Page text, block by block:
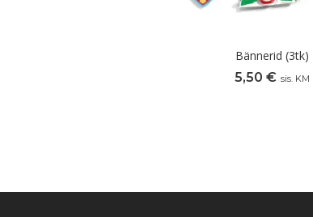
Bännerid (3tk)
5,50 € sis. KM